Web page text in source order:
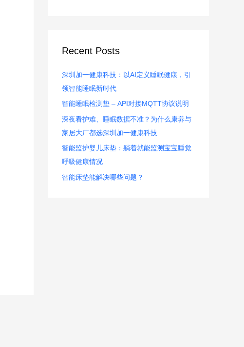
Recent Posts
深圳加一健康科技：以AI定义睡眠健康，引
领智能睡眠新时代
智能睡眠检测垫 – API对接MQTT协议说明
深夜看护难、睡眠数据不准？为什么康养与
家居大厂都选深圳加一健康科技
智能监护婴儿床垫：躺着就能监测宝宝睡觉
呼吸健康情况
智能床垫能解决哪些问题？